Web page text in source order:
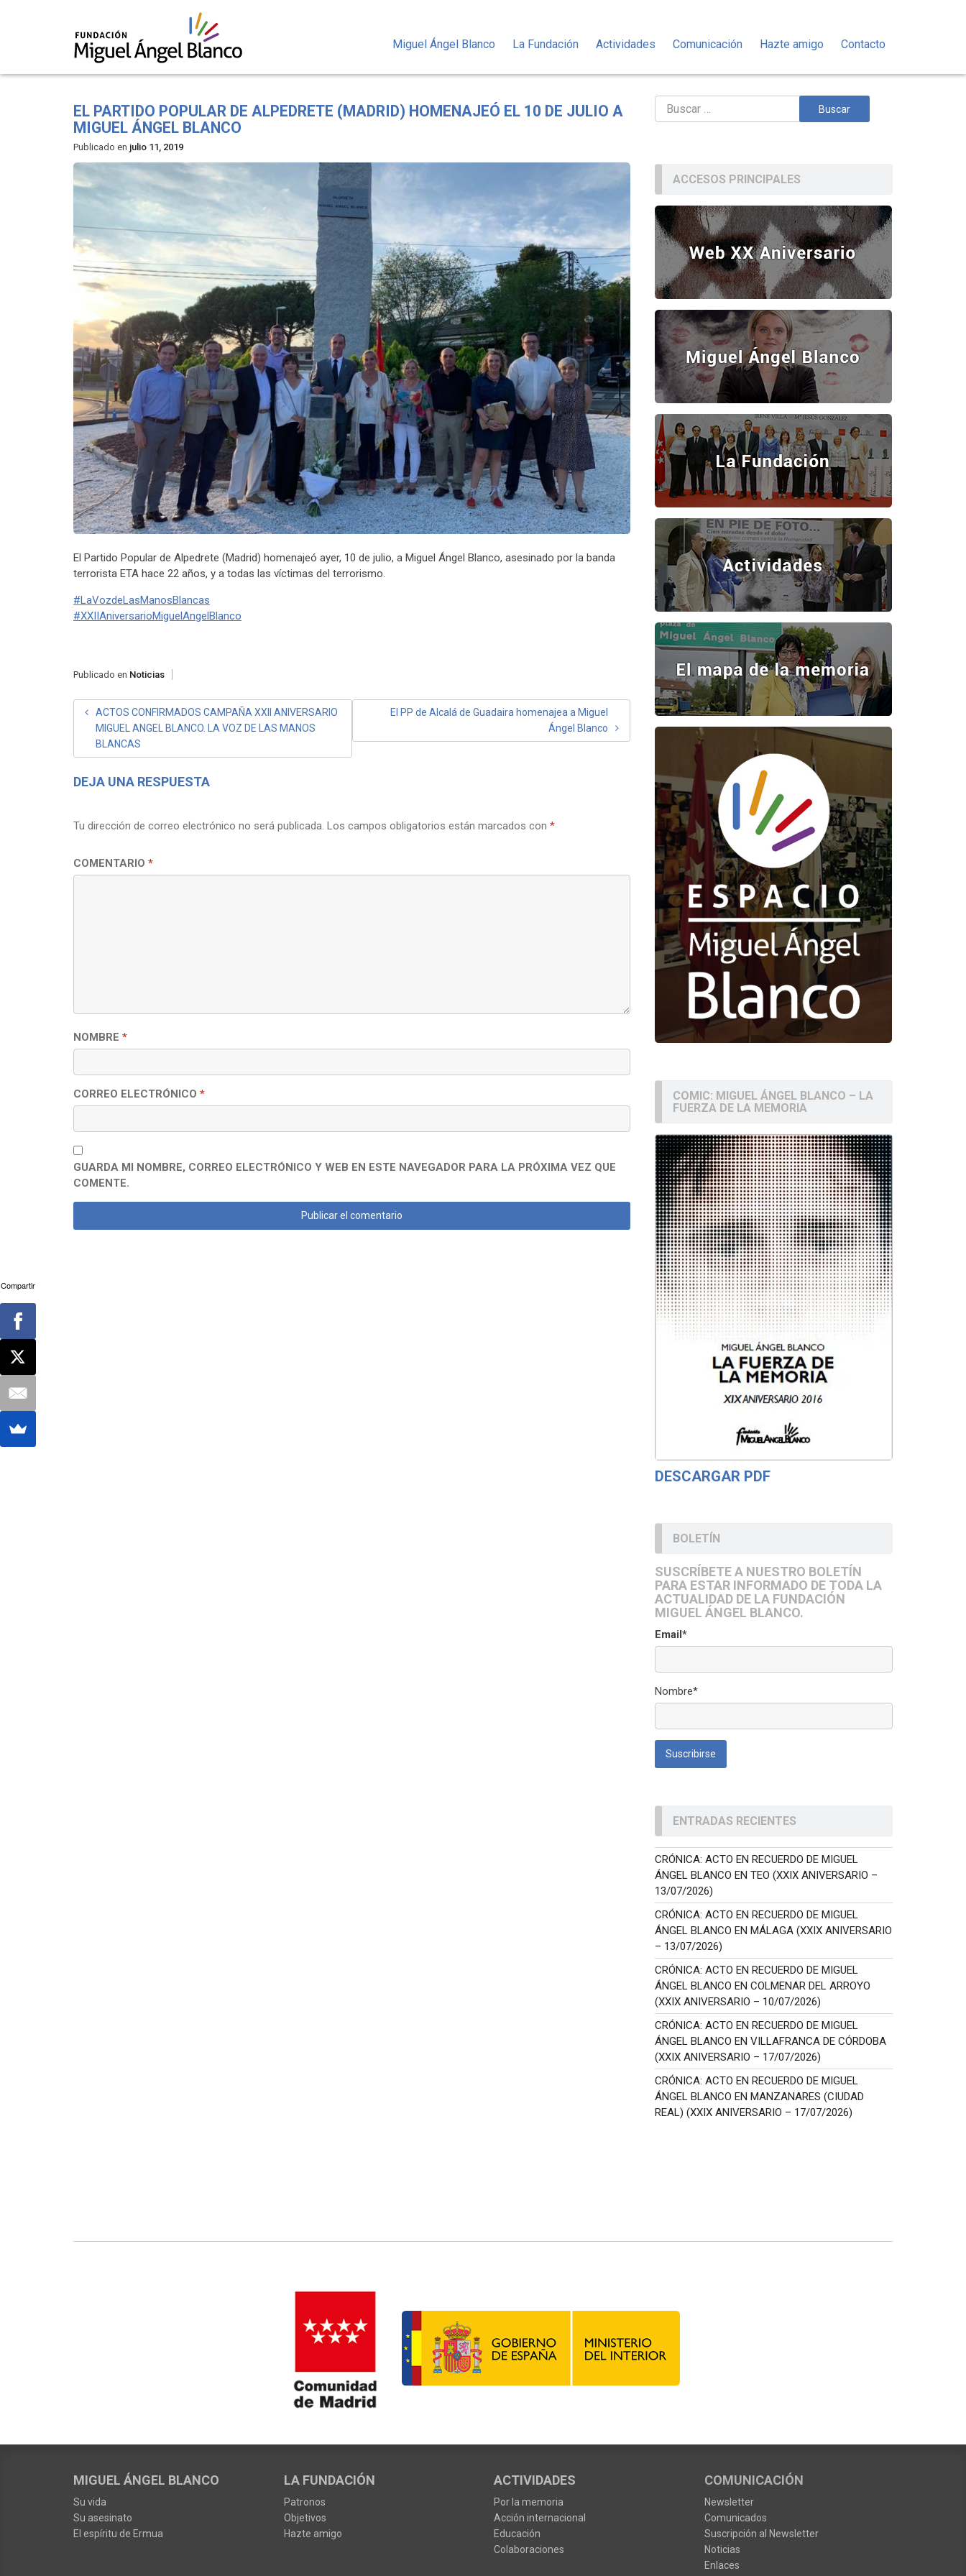
Miguel Ángel Blanco La Fundación Actividades Comunicación Hazte amigo Contacto
EL PARTIDO POPULAR DE ALPEDRETE (MADRID) HOMENAJEÓ EL 10 DE JULIO A
MIGUEL ÁNGEL BLANCO
Publicado en julio 11, 2019
El Partido Popular de Alpedrete (Madrid) homenajeó ayer, 10 de julio, a Miguel Ángel Blanco, asesinado por la banda
terrorista ETA hace 22 años, y a todas las víctimas del terrorismo.
#LaVozdeLasManosBlancas
#XXIIAniversarioMiguelAngelBlanco
Publicado en Noticias
NAVEGACIÓN
ENTRADAS
ACTOS CONFIRMADOS CAMPAÑA XXII ANIVERSARIO
MIGUEL ANGEL BLANCO. LA VOZ DE LAS MANOS
BLANCAS
El PP de Alcalá de Guadaira homenajea a Miguel
Ángel Blanco
DEJA UNA RESPUESTA
Tu dirección de correo electrónico no será publicada. Los campos obligatorios están marcados con *
COMENTARIO *
NOMBRE *
CORREO ELECTRÓNICO *
GUARDA MI NOMBRE, CORREO ELECTRÓNICO Y WEB EN ESTE NAVEGADOR PARA LA PRÓXIMA VEZ QUE
COMENTE.
Buscar:
ACCESOS PRINCIPALES
COMIC: MIGUEL ÁNGEL BLANCO – LA
FUERZA DE LA MEMORIA
DESCARGAR PDF
BOLETÍN
SUSCRÍBETE A NUESTRO BOLETÍN
PARA ESTAR INFORMADO DE TODA LA
ACTUALIDAD DE LA FUNDACIÓN
MIGUEL ÁNGEL BLANCO.
Email*
Nombre*
ENTRADAS RECIENTES
CRÓNICA: ACTO EN RECUERDO DE MIGUEL
ÁNGEL BLANCO EN TEO (XXIX ANIVERSARIO –
13/07/2026)
CRÓNICA: ACTO EN RECUERDO DE MIGUEL
ÁNGEL BLANCO EN MÁLAGA (XXIX ANIVERSARIO
– 13/07/2026)
CRÓNICA: ACTO EN RECUERDO DE MIGUEL
ÁNGEL BLANCO EN COLMENAR DEL ARROYO
(XXIX ANIVERSARIO – 10/07/2026)
CRÓNICA: ACTO EN RECUERDO DE MIGUEL
ÁNGEL BLANCO EN VILLAFRANCA DE CÓRDOBA
(XXIX ANIVERSARIO – 17/07/2026)
CRÓNICA: ACTO EN RECUERDO DE MIGUEL
ÁNGEL BLANCO EN MANZANARES (CIUDAD
REAL) (XXIX ANIVERSARIO – 17/07/2026)
MIGUEL ÁNGEL BLANCO
Su vida
Su asesinato
El espíritu de Ermua
LA FUNDACIÓN
Patronos
Objetivos
Hazte amigo
ACTIVIDADES
Por la memoria
Acción internacional
Educación
Colaboraciones
COMUNICACIÓN
Newsletter
Comunicados
Suscripción al Newsletter
Noticias
Enlaces
Compartir